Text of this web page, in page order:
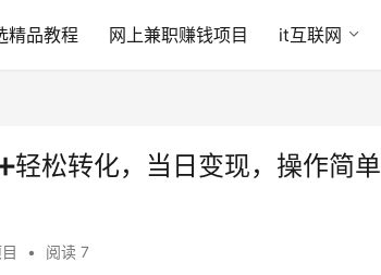
精品教程 网上兼职赚钱项目 it互联网
轻松转化，当日变现，操作简单
• 阅读 7